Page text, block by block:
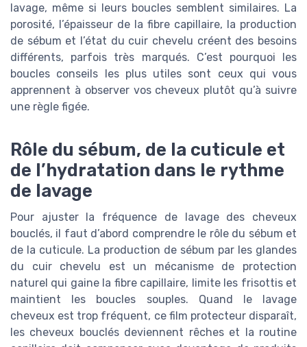
lavage, même si leurs boucles semblent similaires. La
porosité, l’épaisseur de la fibre capillaire, la production
de sébum et l’état du cuir chevelu créent des besoins
différents, parfois très marqués. C’est pourquoi les
boucles conseils les plus utiles sont ceux qui vous
apprennent à observer vos cheveux plutôt qu’à suivre
une règle figée.
Rôle du sébum, de la cuticule et
de l’hydratation dans le rythme
de lavage
Pour ajuster la fréquence de lavage des cheveux
bouclés, il faut d’abord comprendre le rôle du sébum et
de la cuticule. La production de sébum par les glandes
du cuir chevelu est un mécanisme de protection
naturel qui gaine la fibre capillaire, limite les frisottis et
maintient les boucles souples. Quand le lavage
cheveux est trop fréquent, ce film protecteur disparaît,
les cheveux bouclés deviennent rêches et la routine